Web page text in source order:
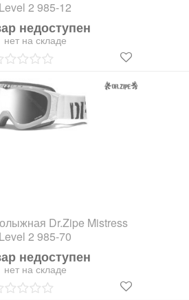
Level 2 985-12
недоступен
нет на складе
Dr.Zipe Mistress
Level 2 985-70
недоступен
нет на складе